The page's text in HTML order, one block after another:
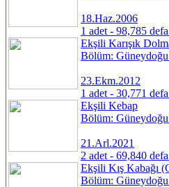
18.Haz.2006
1 adet - 98,785 defa
Ekşili Karışık
Bölüm:
23.Ekm.2012
1 adet - 30,771 defa
Ekşili Kebap
Bölüm:
21.Arl.2021
2 adet - 69,840 defa
Ekşili Kış Kabağı
Bölüm: